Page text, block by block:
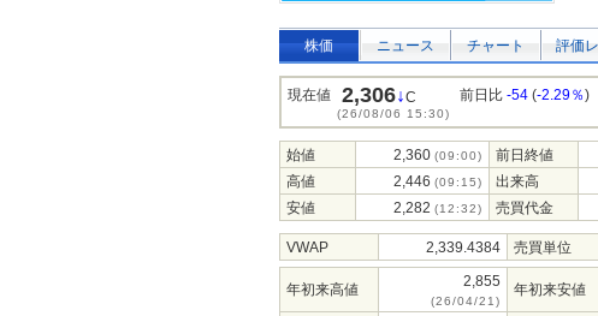
株価 ニュース チャート 評価
現在値 2,306↓C
(26/08/06 15:30)
前日比 -54 (-2.29％)
始値 2,360 (09:00) 前日終値
高値 2,446 (09:15) 出来高
安値 2,282 (12:32) 売買代金
VWAP 2,339.4384 売買単位
年初来高値 2,855
(26/04/21)
年初来安値